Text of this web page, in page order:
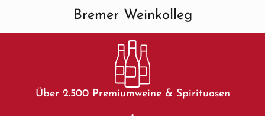
Bremer Weinkolleg
Über 2.500 Premiumweine & Spirituosen